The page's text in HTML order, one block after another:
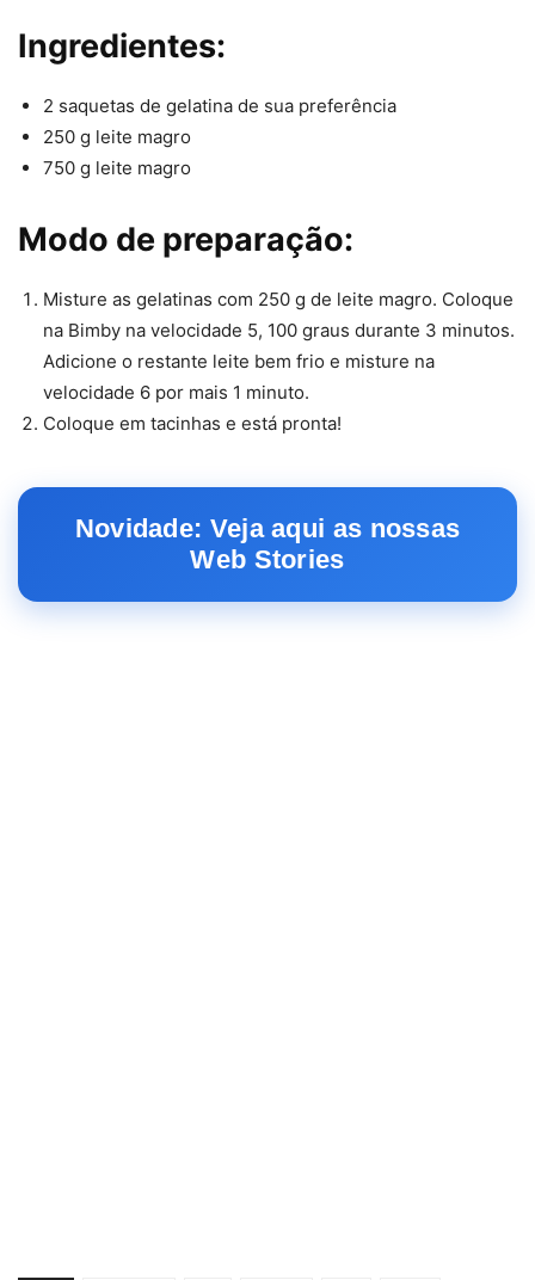
Ingredientes:
2 saquetas de gelatina de sua preferência
250 g leite magro
750 g leite magro
Modo de preparação:
Misture as gelatinas com 250 g de leite magro. Coloque
na Bimby na velocidade 5, 100 graus durante 3 minutos.
Adicione o restante leite bem frio e misture na
velocidade 6 por mais 1 minuto.
Coloque em tacinhas e está pronta!
Novidade: Veja aqui as nossas
Web Stories